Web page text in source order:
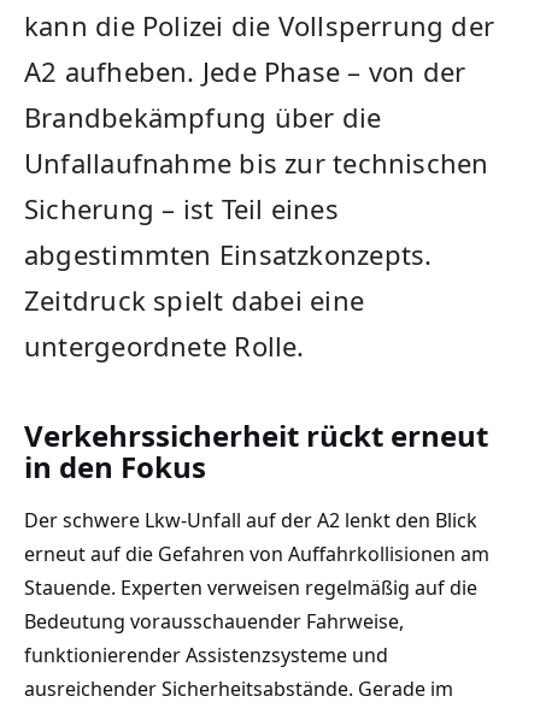
kann die Polizei die Vollsperrung der
A2 aufheben. Jede Phase – von der
Brandbekämpfung über die
Unfallaufnahme bis zur technischen
Sicherung – ist Teil eines
abgestimmten Einsatzkonzepts.
Zeitdruck spielt dabei eine
untergeordnete Rolle.
Verkehrssicherheit rückt erneut
in den Fokus
Der schwere Lkw-Unfall auf der A2 lenkt den Blick
erneut auf die Gefahren von Auffahrkollisionen am
Stauende. Experten verweisen regelmäßig auf die
Bedeutung vorausschauender Fahrweise,
funktionierender Assistenzsysteme und
ausreichender Sicherheitsabstände. Gerade im